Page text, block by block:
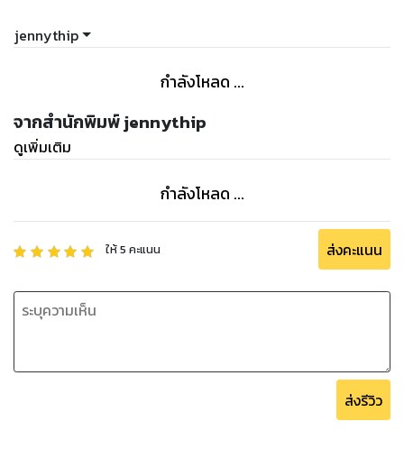
easily.
With these cute coloring pages, they will help your pre-
school, kindergarten students or homeschool students
to focus more on details while being more relaxed and
building creative skills.
Just find and let your pre-school, kindergarten students
or homeschool students to color any way they like!
These cute coloring pages are the most perfect
education resources for kids.
These cute coloring pages, Size: 8.5” x 11”, consists of:
2 tracing line worksheets for building drawing skill
5 coloring pages
- Saved as PDF files with 300 dpi, High resolution.
- Easy to carry it around in a backpack or a school bag.
jennythip
กำลังโหลด ...
จากสำนักพิมพ์ jennythip
ดูเพิ่มเติม
กำลังโหลด ...
ให้5 คะแนน ส่งคะแนน
ส่งรีวิว